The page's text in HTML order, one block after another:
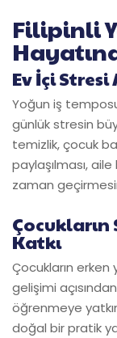
Filipinli
Ev İçi
Yoğun iş
günlük stresin
temizlik, çocuk
paylaşılması,
zaman
Katkı
Çocukların
gelişimi
öğrenmeye
doğal bir pratik